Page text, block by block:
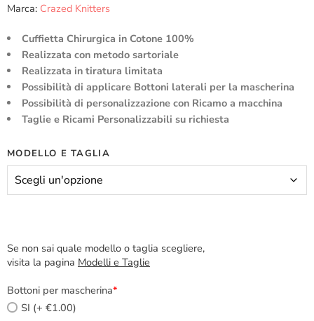
Marca: Crazed Knitters
Cuffietta Chirurgica in Cotone 100%
Realizzata con metodo sartoriale
Realizzata in tiratura limitata
Possibilità di applicare Bottoni laterali per la mascherina
Possibilità di personalizzazione con Ricamo a macchina
Taglie e Ricami Personalizzabili su richiesta
MODELLO E TAGLIA
Se non sai quale modello o taglia scegliere,
visita la pagina Modelli e Taglie
Bottoni per mascherina*
SI (+ €1.00)